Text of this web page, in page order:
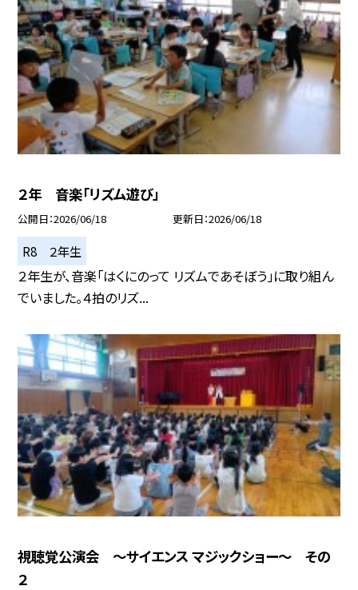
２年 音楽「リズム遊び」
公開日 2026/06/18 更新日 2026/06/18
R8 ２年生
２年生が、音楽「はくにのって リズムであそぼう」に取り組ん
でいました。４拍のリズ...
視聴覚公演会 ～サイエンス マジックショー～ その
２